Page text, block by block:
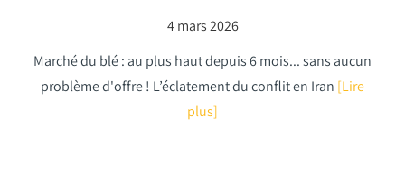
4 mars 2026
Marché du blé : au plus haut depuis 6 mois... sans aucun
problème d'offre ! L’éclatement du conflit en Iran [Lire
plus]